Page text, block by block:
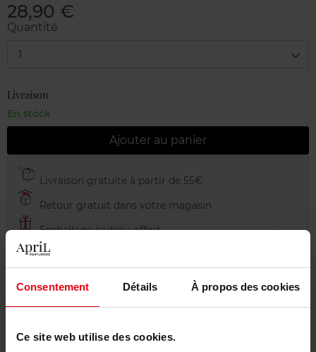
Consentement Détails À propos des cookies
Ce site web utilise des cookies.
28,90 €
Quantité
1
Livraison
En stock
Ajouter au panier
Livraison gratuite à partir de 55€
Retour gratuit dans votre magasin
Emballage cadeau offert
Description